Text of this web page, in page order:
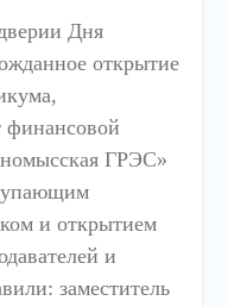
Дня
открытие
финансовой
ГРЭС»
и открытием
и
заместитель